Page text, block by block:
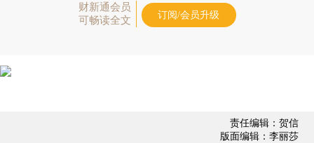
财新通会员
可畅读全文
订阅/会员升级
责任编辑：贺信
版面编辑：李丽莎